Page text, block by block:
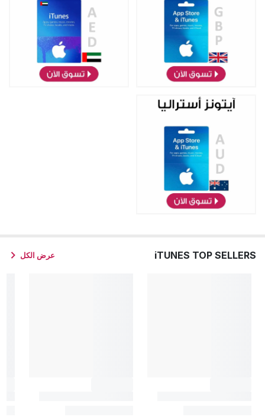
iTUNES TOP SELLERS عرض الكل